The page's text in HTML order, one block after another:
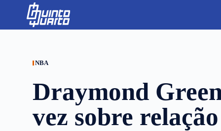
p
NBA
Draymond
vez sobre